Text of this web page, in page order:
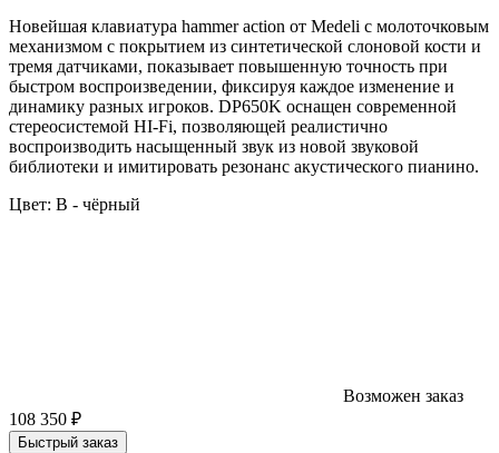
Новейшая клавиатура hammer action от Medeli с молоточковым
механизмом с покрытием из синтетической слоновой кости и
тремя датчиками, показывает повышенную точность при
быстром воспроизведении, фиксируя каждое изменение и
динамику разных игроков. DP650K оснащен современной
стереосистемой HI-Fi, позволяющей реалистично
воспроизводить насыщенный звук из новой звуковой
библиотеки и имитировать резонанс акустического пианино.
Цвет: B - чёрный
Возможен заказ
108 350 ₽
Быстрый заказ